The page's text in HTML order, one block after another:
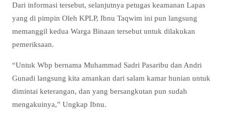
Dari informasi tersebut, selanjutnya petugas keamanan Lapas
yang di pimpin Oleh KPLP, Ibnu Taqwim ini pun langsung
memanggil kedua Warga Binaan tersebut untuk dilakukan
pemeriksaan.
“Untuk Wbp bernama Muhammad Sadri Pasaribu dan Andri
Gunadi langsung kita amankan dari salam kamar hunian untuk
dimintai keterangan, dan yang bersangkutan pun sudah
mengakuinya,” Ungkap Ibnu.